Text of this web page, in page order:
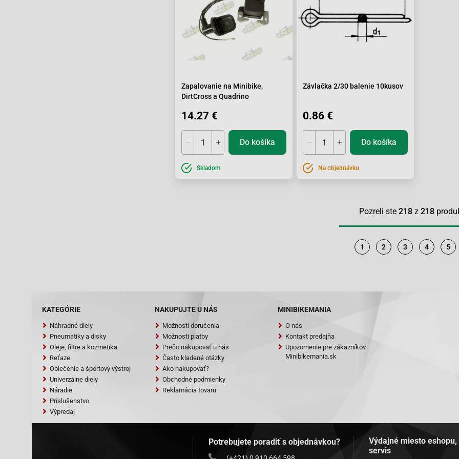
Zapalovanie na Minibike,
DirtCross a Quadrino
14.27 €
Do košíka
Skladom
Závlačka 2/30 balenie 10kusov
0.86 €
Do košíka
Na objednávku
Pozreli ste 218 z 218
1 2 3 4 5
KATEGÓRIE
Náhradné diely
Pneumatiky a disky
Oleje, filtre a kozmetika
Reťaze
Oblečenie a športový výstroj
Univerzálne diely
Náradie
Príslušenstvo
Výpredaj
NAKUPUJTE U NÁS
Možnosti doručenia
Možnosti platby
Prečo nakupovať u nás
Často kladené otázky
Ako nakupovať?
Obchodné podmienky
Reklamácia tovaru
MINIBIKEMANIA
O nás
Kontakt predajňa
Upozornenie pre zákazníkov
Minibikemania.sk
Potrebujete poradiť s objednávkou?
Výdajné miesto
servis